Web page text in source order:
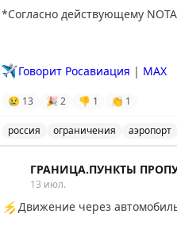
*Согласно действующему
✈️ Говорит Росавиация | MAX
😢 13 🎉 2 👎 1 👏 1
россия ограничения аэропорт
ГРАНИЦА.ПУНКТЫ
13 июл.
⚡ Движение через